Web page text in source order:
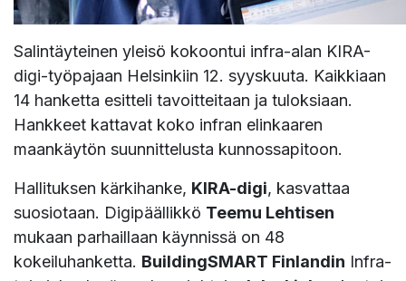
Salintäyteinen yleisö kokoontui infra-alan KIRA-
digi-työpajaan Helsinkiin 12. syyskuuta. Kaikkiaan
14 hanketta esitteli tavoitteitaan ja tuloksiaan.
Hankkeet kattavat koko infran elinkaaren
maankäytön suunnittelusta kunnossapitoon.
Hallituksen kärkihanke, KIRA-digi, kasvattaa
suosiotaan. Digipäällikkö Teemu Lehtisen
mukaan parhaillaan käynnissä on 48
kokeiluhanketta. BuildingSMART Finlandin Infra-